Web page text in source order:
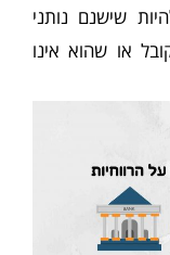
שישנם נותני
או שהוא אינו